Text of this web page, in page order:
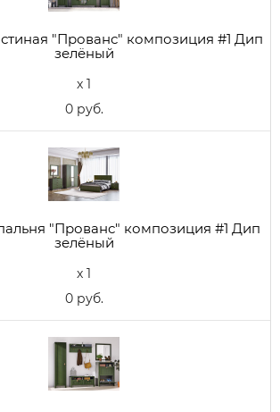
"Прованс" композиция #1 Дип
зелёный
x 1
0 руб.
"Прованс" композиция #1 Дип
зелёный
x 1
0 руб.